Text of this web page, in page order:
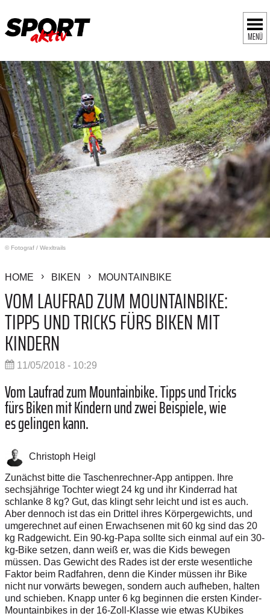
MENÜ
© Fotograf / Wexltrails
HOME BIKEN MOUNTAINBIKE
VOM LAUFRAD ZUM MOUNTAINBIKE:
TIPPS UND TRICKS FÜRS BIKEN MIT
KINDERN
11/05/2018 - 10:29
Vom Laufrad zum Mountainbike. Tipps und Tricks
fürs Biken mit Kindern und zwei Beispiele, wie
es gelingen kann.
Christoph Heigl
Zunächst bitte die Taschenrechner-App antippen. Ihre
sechsjährige Tochter wiegt 24 kg und ihr Kinderrad hat
schlanke 8 kg? Gut, das klingt sehr leicht und ist es auch.
Aber dennoch ist das ein Drittel ihres Körpergewichts, und
umgerechnet auf einen Erwachsenen mit 60 kg sind das 20
kg Radgewicht. Ein 90-kg-Papa sollte sich einmal auf ein 30-
kg-Bike setzen, dann weiß er, was die Kids bewegen
müssen. Das Gewicht des Rades ist der erste wesentliche
Faktor beim Radfahren, denn die Kinder müssen ihr Bike
nicht nur vorwärts bewegen, sondern auch aufheben, halten
und schieben. Knapp unter 6 kg beginnen die ersten Kinder-
Mountainbikes in der 16-Zoll-Klasse wie etwas KUbikes